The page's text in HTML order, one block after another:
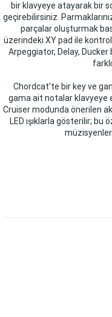
bir klavyeye atayarak bir
geçirebilirsiniz.
parçalar oluşturmak
üzerindeki XY pad ile
Arpeggiator, Delay,
Chordcat’te bir key ve
gama ait notalar klavyeye
Cruiser modunda önerilen
LED ışıklarla gösterilir;
müzisyenler